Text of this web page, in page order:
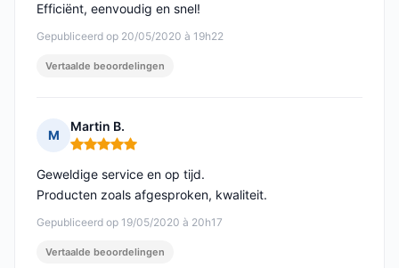
Gepubliceerd op 20/05/2020 à 19h22
Efficiënt, eenvoudig en snel!
Vertaalde beoordelingen
M
Martin B.
Opmerking: 5 van 5
Gepubliceerd op 19/05/2020 à 20h17
Geweldige service en op tijd.
Producten zoals afgesproken, kwaliteit.
Vertaalde beoordelingen